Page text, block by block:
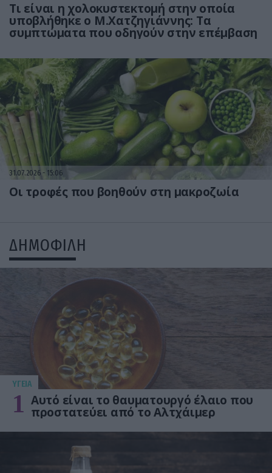
Τι είναι η χολοκυστεκτομή στην οποία
υποβλήθηκε ο Μ.Χατζηγιάννης: Tα
συμπτώματα που οδηγούν στην επέμβαση
31.07.2026 15:06
Οι τροφές που βοηθούν στη μακροζωία
ΔΗΜΟΦΙΛΗ
ΥΓΕΙΑ
1 Αυτό είναι το θαυματουργό έλαιο που
προστατεύει από το Αλτχάιμερ